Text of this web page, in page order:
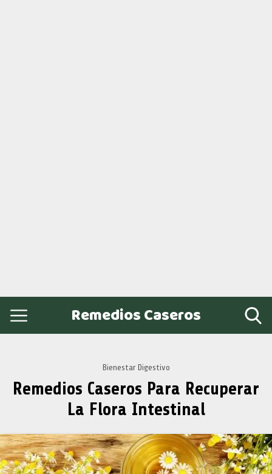
Remedios Caseros
Bienestar Digestivo
Remedios Caseros Para Recuperar
La Flora Intestinal